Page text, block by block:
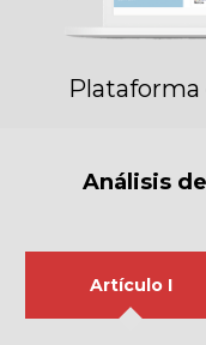
Análisis
Artículo I